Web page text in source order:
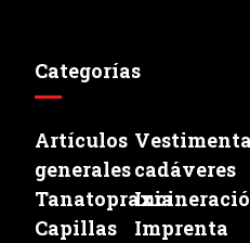
Categorías
Artículos
generalescadáveres
Tanatopraxia
Capillas
Imprenta